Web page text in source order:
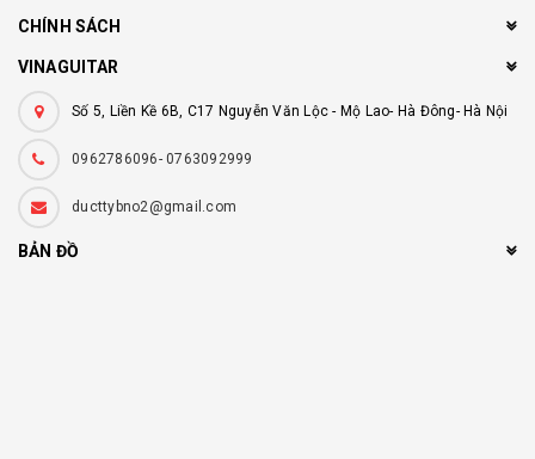
CHÍNH SÁCH
VINAGUITAR
Số 5, Liền Kề 6B, C17 Nguyễn Văn Lộc - Mộ Lao- Hà Đông- Hà Nội
0962786096- 0763092999
ducttybno2@gmail.com
BẢN ĐỒ